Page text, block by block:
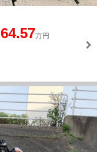
64.57万円